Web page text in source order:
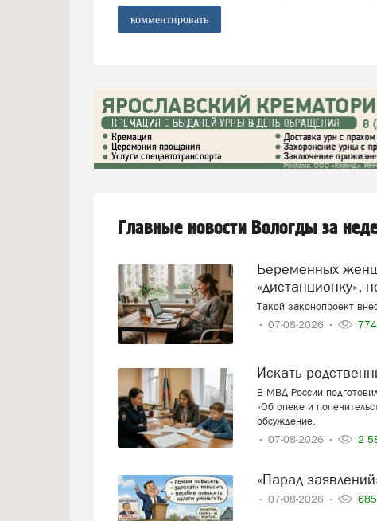
комментировать
Главные новости Вологды за
Беременных женщин предлагают переводить на
«дистанционку»,
Такой законопроект
07-08-2026
Искать
В МВД России
«Об опеке и
обсуждение.
07-08-2026
2
«Парад
07-08-2026